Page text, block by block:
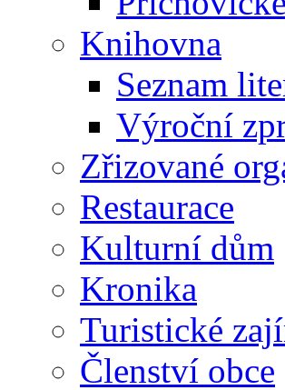
Knihovna
Seznam
Výroční
Zřizované
Restaurace
Kulturní dům
Kronika
Turistické
Členství obce